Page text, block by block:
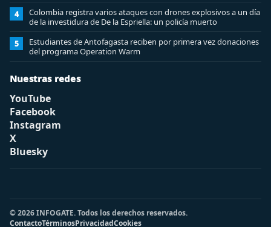
4
Colombia registra varios ataques con drones explosivos a un día
de la investidura de De la Espriella: un policía muerto
5
Estudiantes de Antofagasta reciben por primera vez donaciones
del programa Operation Warm
Nuestras redes
YouTube
Facebook
Instagram
X
Bluesky
© 2026 INFOGATE. Todos los derechos reservados.
ContactoTérminosPrivacidadCookies